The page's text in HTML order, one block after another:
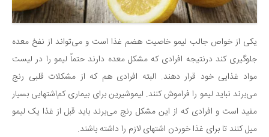
معماری
علمی
فناوری‌ها
نجوم و هوا فضا
زمین و محیط زیست
خودرو
سرگرمی
یکی از خواص جالب لیمو خاصیت هضم غذا است و می‌تواند از نفخ معده
جلوگیری کند درنتیجه افرادی که مشکل معده دارند حتماً لیمو را در لیست
مواد غذایی خود قرار دهند. البته افرادی هم که از مشکلات قلبی رنج
می‌برند نباید لیمو را فراموش کنند. لیموشیرین برای بیماری کم‌اشتهایی بسیار
مفید است و افرادی که از این مشکل رنج می‌برند باید قبل از غذا یک لیمو
میل کنند تا برای غذا خوردن اشتهای لازم را داشته باشند.